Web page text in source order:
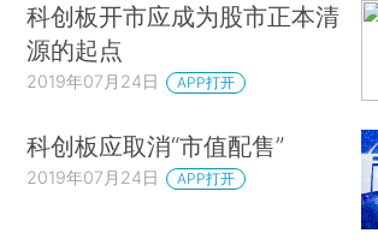
科创板开市应成为股市正本清
源的起点
2019年07月24日 APP打开
科创板应取消“市值配售”
2019年07月24日 APP打开